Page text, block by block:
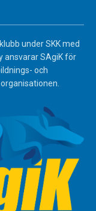
under SKK med
ansvarar SAgiK för
och